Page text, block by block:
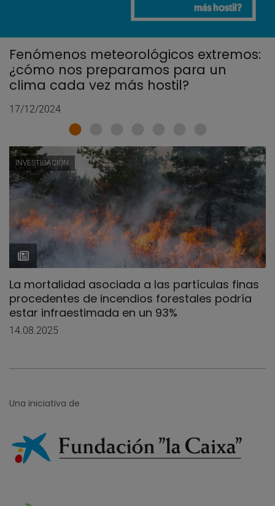
Fenómenos meteorológicos extremos:
¿cómo nos preparamos para un
clima cada vez más hostil?
17/12/2024
INVESTIGACIÓN
La mortalidad asociada a las partículas finas
procedentes de incendios forestales podría
estar infraestimada en un 93%
14.08.2025
Una iniciativa de